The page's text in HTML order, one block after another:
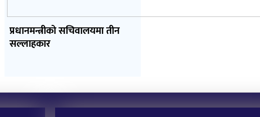
प्रधानमन्त्रीको सचिवालयमा तीन
सल्लाहकार